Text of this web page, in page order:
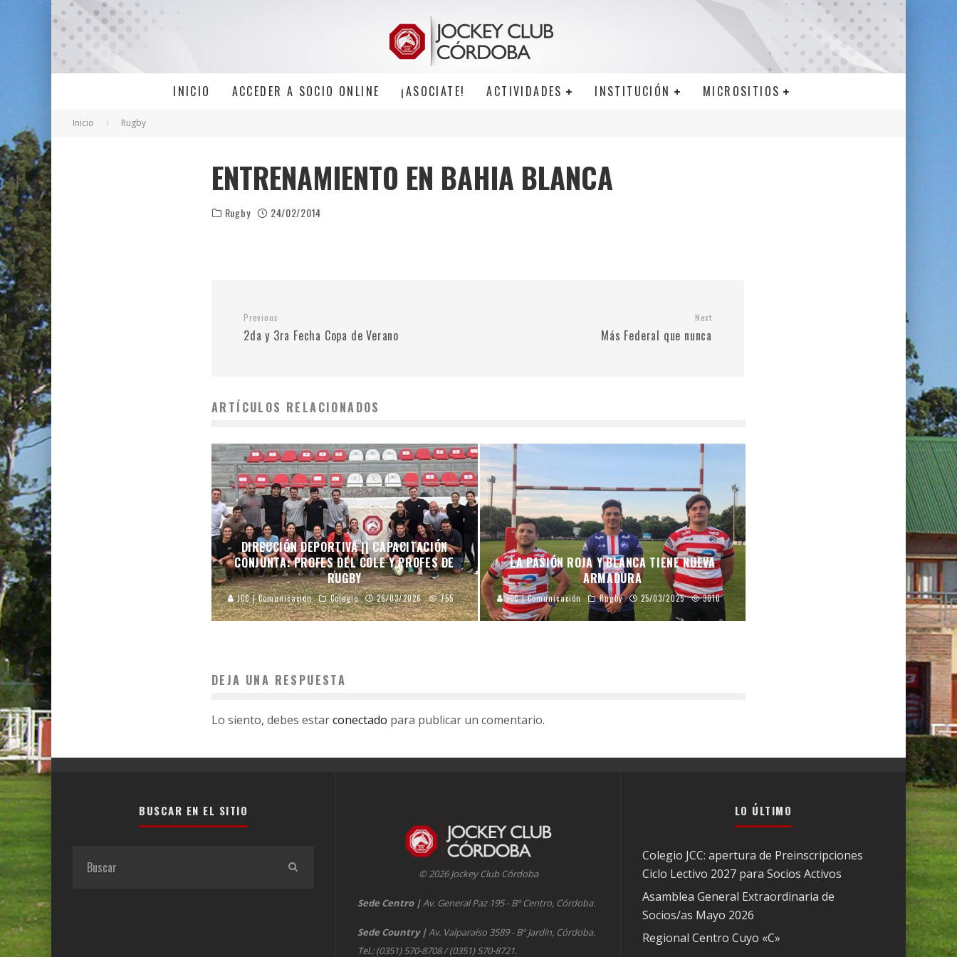
INICIO ACCEDER A SOCIO ONLINE ¡ASOCIATE! ACTIVIDADES INSTITUCIÓN MICROSITIOS
Inicio Rugby
ENTRENAMIENTO EN BAHIA BLANCA
Rugby 24/02/2014
Previous
2da y 3ra Fecha Copa de Verano
Next
Más Federal que nunca
ARTÍCULOS RELACIONADOS
DIRECCIÓN DEPORTIVA || CAPACITACIÓN
CONJUNTA: PROFES DEL COLE Y PROFES DE
RUGBY
JCC | Comunicación Colegio 26/03/2026 755
LA PASIÓN ROJA Y BLANCA TIENE NUEVA
ARMADURA
JCC | Comunicación Rugby 25/03/2025 3010
DEJA UNA RESPUESTA
Lo siento, debes estarconectado para publicar un comentario.
BUSCAR EN EL SITIO
© 2026 Jockey Club Córdoba
Sede Centro |Av. General Paz 195 - Bº Centro, Córdoba.
Sede Country |Av. Valparaíso 3589 - Bº Jardín, Córdoba.
Tel.: (0351) 570-8708 / (0351) 570-8721.
LO ÚLTIMO
Colegio JCC: apertura de Preinscripciones
Ciclo Lectivo 2027 para Socios Activos
Asamblea General Extraordinaria de
Socios/as Mayo 2026
Regional Centro Cuyo «C»